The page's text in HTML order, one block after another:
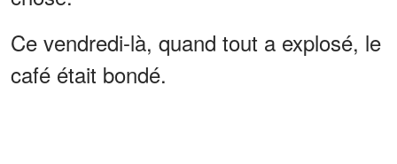
Ce vendredi-là, quand tout a explosé, le
café était bondé.